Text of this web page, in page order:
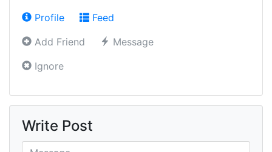
Profile
Feed
Add Friend
Message
Ignore
Write Post